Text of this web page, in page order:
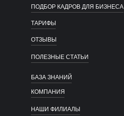
ПОЛЕЗНЫЕ СТАТЬИ
ОТЗЫВЫ
ТАРИФЫ
БАЗА ЗНАНИЙ
ПОДБОР КАДРОВ ДЛЯ БИЗНЕСА
КОМПАНИЯ
НАШИ ФИЛИАЛЫ